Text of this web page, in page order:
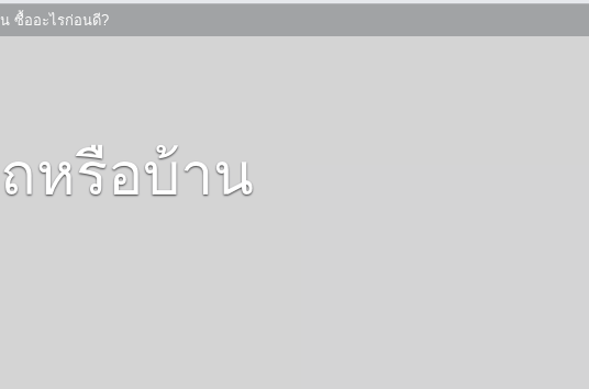
ซื้ออะไรก่อนดี?
หรือบ้าน